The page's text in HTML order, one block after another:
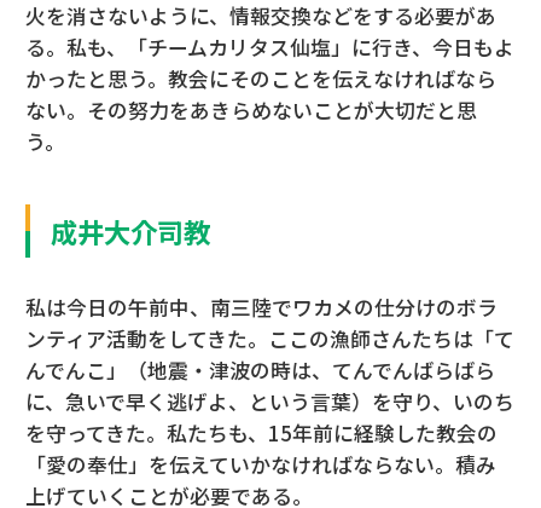
火を消さないように、情報交換などをする必要があ
る。私も、「チームカリタス仙塩」に行き、今日もよ
かったと思う。教会にそのことを伝えなければなら
ない。その努力をあきらめないことが大切だと思
う。
成井大介司教
私は今日の午前中、南三陸でワカメの仕分けのボラ
ンティア活動をしてきた。ここの漁師さんたちは「て
んでんこ」（地震・津波の時は、てんでんばらばら
に、急いで早く逃げよ、という言葉）を守り、いのち
を守ってきた。私たちも、15年前に経験した教会の
「愛の奉仕」を伝えていかなければならない。積み
上げていくことが必要である。